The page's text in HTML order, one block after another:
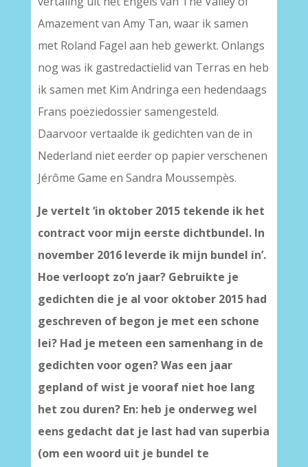
Amazement van Amy Tan, waar ik samen
met Roland Fagel aan heb gewerkt. Onlangs
nog was ik gastredactielid van Terras en heb
ik samen met Kim Andringa een hedendaags
Frans poëziedossier samengesteld.
Daarvoor vertaalde ik gedichten van de in
Nederland niet eerder op papier verschenen
Jérôme Game en Sandra Moussempès.
Je vertelt ‘in oktober 2015 tekende ik het
contract voor mijn eerste dichtbundel. In
november 2016 leverde ik mijn bundel in’.
Hoe verloopt zo’n jaar? Gebruikte je
gedichten die je al voor oktober 2015 had
geschreven of begon je met een schone
lei? Had je meteen een samenhang in de
gedichten voor ogen? Was een jaar
gepland of wist je vooraf niet hoe lang
het zou duren? En: heb je onderweg wel
eens gedacht dat je last had van superbia
(om een woord uit je bundel te